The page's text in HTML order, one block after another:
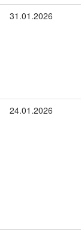
31.01.2026
24.01.2026